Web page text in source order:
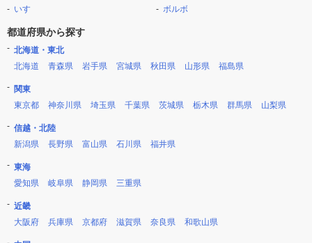
いすゞ
ボルボ
都道府県から探す
北海道・東北
北海道
青森県 岩手県 宮城県 秋田県 山形県 福島県
関東
東京都
神奈川県 埼玉県 千葉県 茨城県 栃木県 群馬県 山梨県
信越・北陸
新潟県
長野県 富山県 石川県 福井県
東海
愛知県
岐阜県 静岡県 三重県
近畿
大阪府
兵庫県 京都府 滋賀県 奈良県 和歌山県